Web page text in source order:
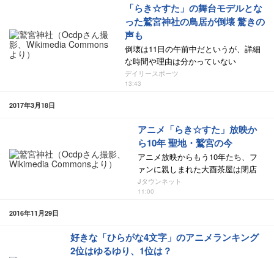
「らき☆すた」の舞台モデルとな
った鷲宮神社の鳥居が倒壊 驚きの
声も
倒壊は11日の午前中だというが、詳細
な時間や理由は分かっていない
デイリースポーツ
13:43
2017年3月18日
アニメ「らき☆すた」放映か
ら10年 聖地・鷲宮の今
アニメ放映からもう10年たち、フ
ァンに親しまれた大酉茶屋は閉店
Jタウンネット
11:00
2016年11月29日
好きな「ひらがな4文字」のアニメランキング
2位はゆるゆり、1位は？